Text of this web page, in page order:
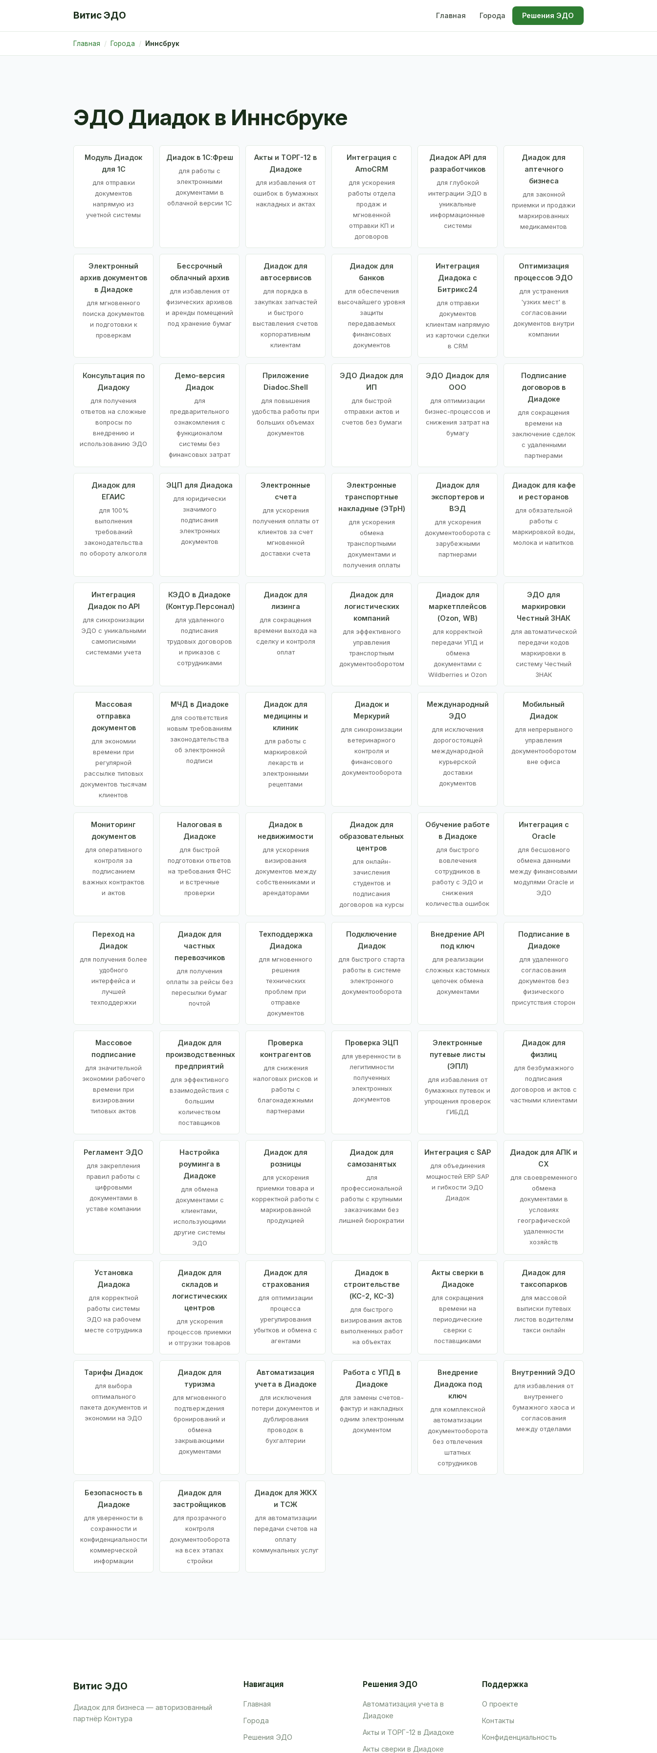
Витис ЭДО Главная Города Решения ЭДО
Главная Города Иннсбрук
ЭДО Диадок в Иннсбруке
Модуль Диадок
для 1С
для отправки
документов
напрямую из
учетной системы
Диадок в 1С:Фреш
для работы с
электронными
документами в
облачной версии 1С
Акты и ТОРГ-12 в
Диадоке
для избавления от
ошибок в бумажных
накладных и актах
Интеграция с
AmoCRM
для ускорения
работы отдела
продаж и
мгновенной
отправки КП и
договоров
Диадок API для
разработчиков
для глубокой
интеграции ЭДО в
уникальные
информационные
системы
Диадок для
аптечного
бизнеса
для законной
приемки и продажи
маркированных
медикаментов
Электронный
архив документов
в Диадоке
для мгновенного
поиска документов
и подготовки к
проверкам
Бессрочный
облачный архив
для избавления от
физических архивов
и аренды помещений
под хранение бумаг
Диадок для
автосервисов
для порядка в
закупках запчастей
и быстрого
выставления счетов
корпоративным
клиентам
Диадок для
банков
для обеспечения
высочайшего уровня
защиты
передаваемых
финансовых
документов
Интеграция
Диадока с
Битрикс24
для отправки
документов
клиентам напрямую
из карточки сделки
в CRM
Оптимизация
процессов ЭДО
для устранения
'узких мест' в
согласовании
документов внутри
компании
Консультация по
Диадоку
для получения
ответов на сложные
вопросы по
внедрению и
использованию ЭДО
Демо-версия
Диадок
для
предварительного
ознакомления с
функционалом
системы без
финансовых затрат
Приложение
Diadoc.Shell
для повышения
удобства работы при
больших объемах
документов
ЭДО Диадок для
ИП
для быстрой
отправки актов и
счетов без бумаги
ЭДО Диадок для
ООО
для оптимизации
бизнес-процессов и
снижения затрат на
бумагу
Подписание
договоров в
Диадоке
для сокращения
времени на
заключение сделок
с удаленными
партнерами
Диадок для
ЕГАИС
для 100%
выполнения
требований
законодательства
по обороту алкоголя
ЭЦП для Диадока
для юридически
значимого
подписания
электронных
документов
Электронные
счета
для ускорения
получения оплаты от
клиентов за счет
мгновенной
доставки счета
Электронные
транспортные
накладные (ЭТрН)
для ускорения
обмена
транспортными
документами и
получения оплаты
Диадок для
экспортеров и
ВЭД
для ускорения
документооборота с
зарубежными
партнерами
Диадок для кафе
и ресторанов
для обязательной
работы с
маркировкой воды,
молока и напитков
Интеграция
Диадок по API
для синхронизации
ЭДО с уникальными
самописными
системами учета
КЭДО в Диадоке
(Контур.Персонал)
для удаленного
подписания
трудовых договоров
и приказов с
сотрудниками
Диадок для
лизинга
для сокращения
времени выхода на
сделку и контроля
оплат
Диадок для
логистических
компаний
для эффективного
управления
транспортным
документооборотом
Диадок для
маркетплейсов
(Ozon, WB)
для корректной
передачи УПД и
обмена
документами с
Wildberries и Ozon
ЭДО для
маркировки
Честный ЗНАК
для автоматической
передачи кодов
маркировки в
систему Честный
ЗНАК
Массовая
отправка
документов
для экономии
времени при
регулярной
рассылке типовых
документов тысячам
клиентов
МЧД в Диадоке
для соответствия
новым требованиям
законодательства
об электронной
подписи
Диадок для
медицины и
клиник
для работы с
маркировкой
лекарств и
электронными
рецептами
Диадок и
Меркурий
для синхронизации
ветеринарного
контроля и
финансового
документооборота
Международный
ЭДО
для исключения
дорогостоящей
международной
курьерской
доставки
документов
Мобильный
Диадок
для непрерывного
управления
документооборотом
вне офиса
Мониторинг
документов
для оперативного
контроля за
подписанием
важных контрактов
и актов
Налоговая в
Диадоке
для быстрой
подготовки ответов
на требования ФНС
и встречные
проверки
Диадок в
недвижимости
для ускорения
визирования
документов между
собственниками и
арендаторами
Диадок для
образовательных
центров
для онлайн-
зачисления
студентов и
подписания
договоров на курсы
Обучение работе
в Диадоке
для быстрого
вовлечения
сотрудников в
работу с ЭДО и
снижения
количества ошибок
Интеграция с
Oracle
для бесшовного
обмена данными
между финансовыми
модулями Oracle и
ЭДО
Переход на
Диадок
для получения более
удобного
интерфейса и
лучшей
техподдержки
Диадок для
частных
перевозчиков
для получения
оплаты за рейсы без
пересылки бумаг
почтой
Техподдержка
Диадока
для мгновенного
решения
технических
проблем при
отправке
документов
Подключение
Диадок
для быстрого старта
работы в системе
электронного
документооборота
Внедрение API
под ключ
для реализации
сложных кастомных
цепочек обмена
документами
Подписание в
Диадоке
для удаленного
согласования
документов без
физического
присутствия сторон
Массовое
подписание
для значительной
экономии рабочего
времени при
визировании
типовых актов
Диадок для
производственных
предприятий
для эффективного
взаимодействия с
большим
количеством
поставщиков
Проверка
контрагентов
для снижения
налоговых рисков и
работы с
благонадежными
партнерами
Проверка ЭЦП
для уверенности в
легитимности
полученных
электронных
документов
Электронные
путевые листы
(ЭПЛ)
для избавления от
бумажных путевок и
упрощения проверок
ГИБДД
Диадок для
физлиц
для безбумажного
подписания
договоров и актов с
частными клиентами
Регламент ЭДО
для закрепления
правил работы с
цифровыми
документами в
уставе компании
Настройка
роуминга в
Диадоке
для обмена
документами с
клиентами,
использующими
другие системы
ЭДО
Диадок для
розницы
для ускорения
приемки товара и
корректной работы с
маркированной
продукцией
Диадок для
самозанятых
для
профессиональной
работы с крупными
заказчиками без
лишней бюрократии
Интеграция с SAP
для объединения
мощностей ERP SAP
и гибкости ЭДО
Диадок
Диадок для АПК и
СХ
для своевременного
обмена
документами в
условиях
географической
удаленности
хозяйств
Установка
Диадока
для корректной
работы системы
ЭДО на рабочем
месте сотрудника
Диадок для
складов и
логистических
центров
для ускорения
процессов приемки
и отгрузки товаров
Диадок для
страхования
для оптимизации
процесса
урегулирования
убытков и обмена с
агентами
Диадок в
строительстве
(КС-2, КС-3)
для быстрого
визирования актов
выполненных работ
на объектах
Акты сверки в
Диадоке
для сокращения
времени на
периодические
сверки с
поставщиками
Диадок для
таксопарков
для массовой
выписки путевых
листов водителям
такси онлайн
Тарифы Диадок
для выбора
оптимального
пакета документов и
экономии на ЭДО
Диадок для
туризма
для мгновенного
подтверждения
бронирований и
обмена
закрывающими
документами
Автоматизация
учета в Диадоке
для исключения
потери документов и
дублирования
проводок в
бухгалтерии
Работа с УПД в
Диадоке
для замены счетов-
фактур и накладных
одним электронным
документом
Внедрение
Диадока под
ключ
для комплексной
автоматизации
документооборота
без отвлечения
штатных
сотрудников
Внутренний ЭДО
для избавления от
внутреннего
бумажного хаоса и
согласования
между отделами
Безопасность в
Диадоке
для уверенности в
сохранности и
конфиденциальности
коммерческой
информации
Диадок для
застройщиков
для прозрачного
контроля
документооборота
на всех этапах
стройки
Диадок для ЖКХ
и ТСЖ
для автоматизации
передачи счетов на
оплату
коммунальных услуг
Витис ЭДО
Диадок для бизнеса — авторизованный
партнёр Контура
Навигация
Главная
Города
Решения ЭДО
Решения ЭДО
Автоматизация учета в
Диадоке
Акты и ТОРГ-12 в Диадоке
Акты сверки в Диадоке
Поддержка
О проекте
Контакты
Конфиденциальность